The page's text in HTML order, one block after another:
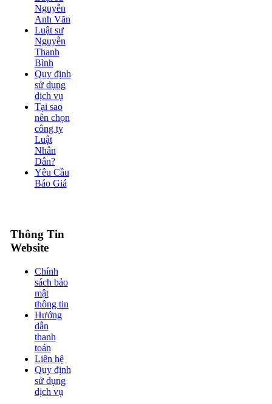
Nguyễn
Anh Văn
Luật sư
Nguyễn
Thanh
Bình
Quy định
sử dụng
dịch vụ
Tại sao
nên chọn
công ty
Luật
Nhân
Dân?
Yêu Cầu
Báo Giá
Thông Tin
Website
Chính
sách bảo
mật
thông tin
Hướng
dẫn
thanh
toán
Liên hệ
Quy định
sử dụng
dịch vụ